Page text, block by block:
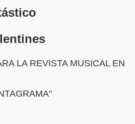
LA REVISTA MUSICAL EN
ONCE Barcelona, Català y
Zurita)